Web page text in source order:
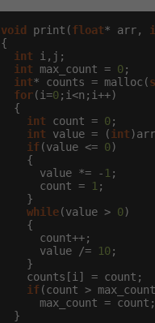
void print(float* arr,
{
int i,j;
int max_count = 0;
int* counts = malloc(
for(i=0;i<n;i++)
  {
int count = 0;
int value = (int
if (value <= 0)
    {
      value *= -
1 ;
      count =
1 ;
    }
while(value > 0)
    {
      count++;
      value /=
10;
    }
    counts[i] = count;
if (count >
      max_count = count;
  }